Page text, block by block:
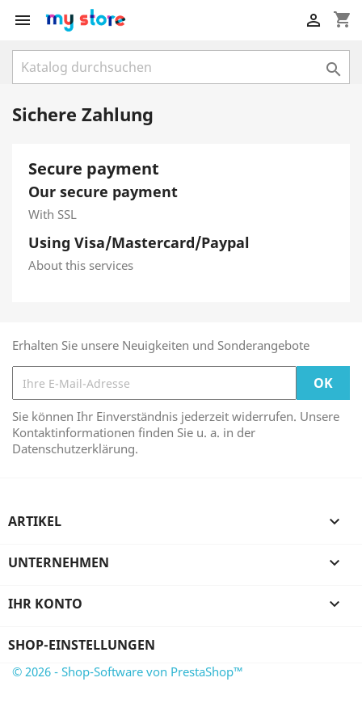
 shopping_cart


Sichere Zahlung
Secure payment
Our secure payment
With SSL
Using Visa/Mastercard/Paypal
About this services
Erhalten Sie unsere Neuigkeiten und Sonderangebote
Sie können Ihr Einverständnis jederzeit widerrufen. Unsere
Kontaktinformationen finden Sie u. a. in der
Datenschutzerklärung.
ARTIKEL 
UNTERNEHMEN 
IHR KONTO 
SHOP-EINSTELLUNGEN
© 2026 - Shop-Software von PrestaShop™